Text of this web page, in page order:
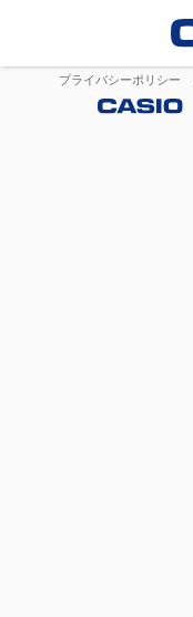
プライバシーポリシー